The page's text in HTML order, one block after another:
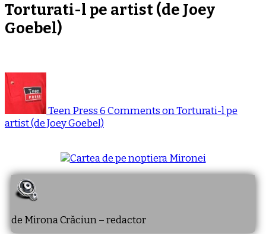
Torturati-l pe artist (de Joey
Goebel)
Teen Press6 Commentson Torturati-l pe
artist (de Joey Goebel)
de Mirona Crăciun – redactor